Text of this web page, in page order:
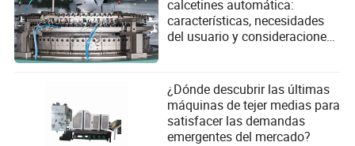
calcetines automática:
características, necesidades
del usuario y consideraciones
¿Dónde descubrir las últimas
máquinas de tejer medias para
satisfacer las demandas
emergentes del mercado?